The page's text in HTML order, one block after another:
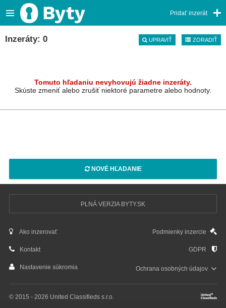
Pridať inzerát
Inzeráty: 0 UPRAVIŤ ZORADIŤ
Tomuto hľadaniu nevyhovujú žiadne inzeráty.
Skúste zmeniť alebo zrušiť niektoré parametre alebo hodnoty.
NOVÉ HĽADANIE
PLNÁ VERZIA BYTY.SK
Ako inzerovať Podmienky inzercie
Kontakt GDPR
Nastavenie súkromia Ochrana osobnýchúdajov
© 2015 - 2026 United Classifieds s.r.o.